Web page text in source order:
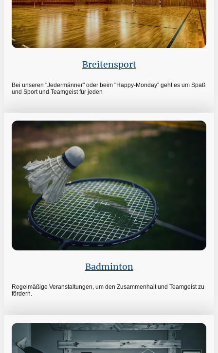
Breitensport
Bei unseren "Jedermänner" oder beim "Happy-Monday" geht es um Spaß
und Sport und Teamgeist für jeden
Badminton
Regelmäßige Veranstaltungen, um den Zusammenhalt und Teamgeist zu
fördern.